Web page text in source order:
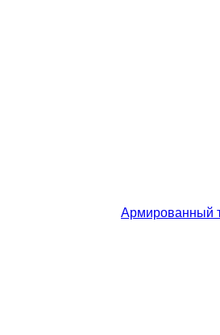
Армированный